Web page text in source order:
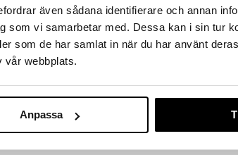
även sådana identifierare och annan
som vi samarbetar med. Dessa kan i sin tur
som de har samlat in när du har använt
vår webbplats.
Anpassa
i lager)
GODKÄND AV
EU-logotypen är symbolen som visar att vi
godkända av Läkemedelsverket gällande